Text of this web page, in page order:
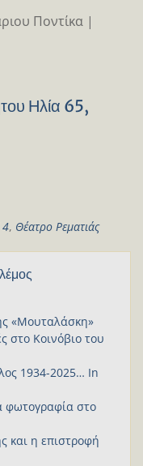
Ποντίκα |
Ηλία 65,
4, Θέατρο Ρεματιάς
«Μουταλάσκη»
στο Κοινόβιο του
1934-2025… In
φωτογραφία στο
και η επιστροφή